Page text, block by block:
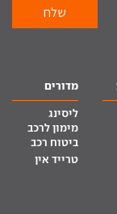
מדורים
ליסינג
מימון לרכב
ביטוח רכב
טרייד אין